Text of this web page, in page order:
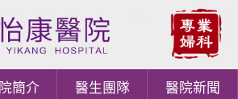
簡介 醫生團隊 醫院新聞